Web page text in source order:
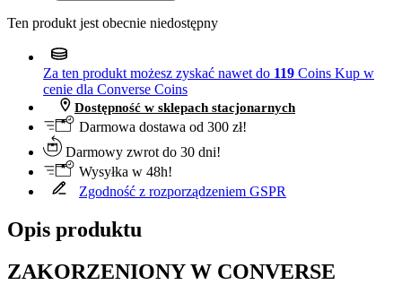
Ten produkt jest obecnie niedostępny
Za ten produkt możesz zyskać nawet do 119 Coins Kup w
cenie dla Converse Coins
Dostępność w sklepach stacjonarnych
Darmowa dostawa od 300 zł!
Darmowy zwrot do 30 dni!
Wysyłka w 48h!
Zgodność z rozporządzeniem GSPR
Opis produktu
ZAKORZENIONY W CONVERSE